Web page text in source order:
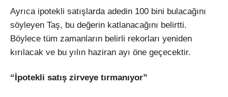
Ayrıca ipotekli satışlarda adedin 100 bini bulacağını
söyleyen Taş, bu değerin katlanacağını belirtti.
Böylece tüm zamanların belirli rekorları yeniden
kırılacak ve bu yılın haziran ayı öne geçecektir.
“İpotekli satış zirveye tırmanıyor”